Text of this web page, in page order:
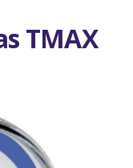
TMAX